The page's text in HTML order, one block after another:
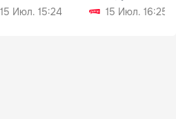
15 Июл. 15:24
15 Июл. 16:25